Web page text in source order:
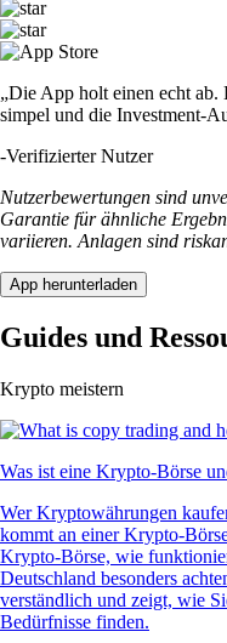
„Die App holt einen echt
simpel und die Investment-
-Verifizierter Nutzer
Nutzerbewertungen sind
Garantie für ähnliche
variieren. Anlagen sind
App herunterladen
Guides und
Krypto meistern
Was ist eine Krypto-Börse
Wer Kryptowährungen
kommt an einer Krypto-
Krypto-Börse, wie
Deutschland besonders
verständlich und zeigt, wie
Bedürfnisse finden.